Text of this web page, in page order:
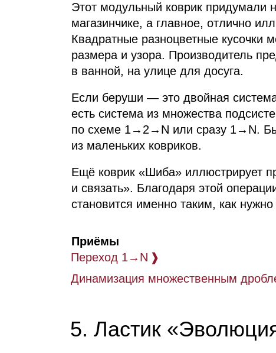
Этот модульный коврик придумали
магазинчике, а главное, отлично
Квадратные разноцветные
размера и узора. Производитель
в ванной, на улице для досуга.
Если беруши — это двойная
есть система из множества
по схеме 1→2→N или сразу 1→N.
из маленьких ковриков.
Ещё коврик «Шиба» иллюстрирует
и связать». Благодаря этой
становится именно таким, как
Приёмы
Переход 1→N ❱
Динамизация множественным
5. Ластик